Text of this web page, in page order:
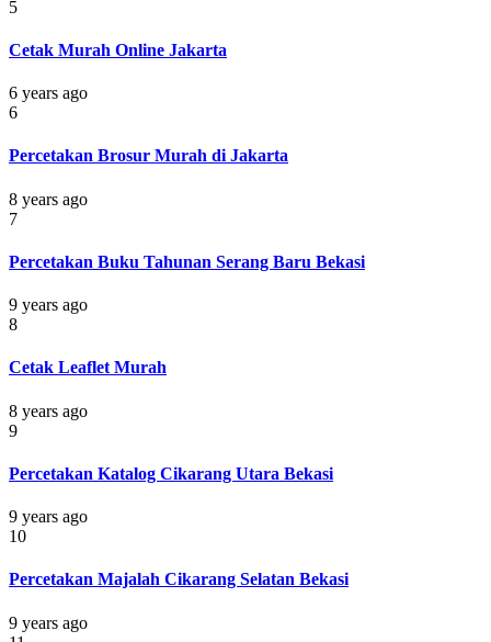
5
Cetak Murah Online Jakarta
6 years ago
6
Percetakan Brosur Murah di Jakarta
8 years ago
7
Percetakan Buku Tahunan Serang Baru Bekasi
9 years ago
8
Cetak Leaflet Murah
8 years ago
9
Percetakan Katalog Cikarang Utara Bekasi
9 years ago
10
Percetakan Majalah Cikarang Selatan Bekasi
9 years ago